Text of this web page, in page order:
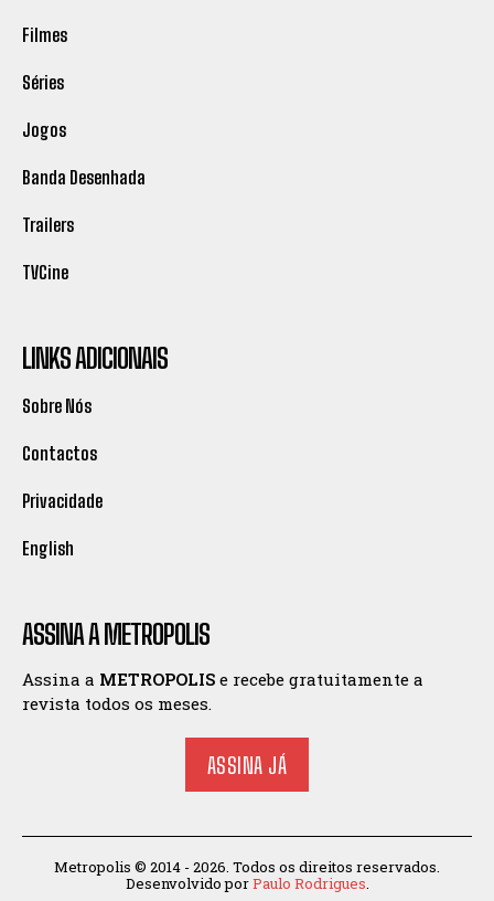
Filmes
Séries
Jogos
Banda Desenhada
Trailers
TVCine
LINKS ADICIONAIS
Sobre Nós
Contactos
Privacidade
English
ASSINA A METROPOLIS
Assina a METROPOLIS e recebe gratuitamente a
revista todos os meses.
ASSINA JÁ
Metropolis © 2014 - 2026. Todos os direitos reservados.
Desenvolvido porPaulo Rodrigues.